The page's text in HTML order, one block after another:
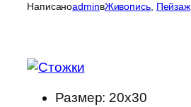
НаписаноadminвЖивопись, Пейзаж
Размер: 20х30